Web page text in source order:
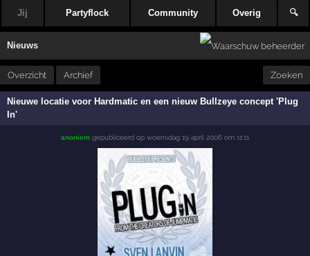
Jij Partyflock Community Overig 🔍
Nieuws
Overzicht Archief Zoeken
Nieuwe locatie voor Hardmatic en een nieuw Bullzeye concept 'Plug
In'
anoniem gepubliceerd op woensdag 19 april 2006 om 11:11